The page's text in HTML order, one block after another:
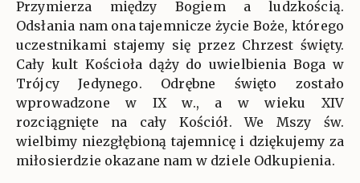
Przymierza między Bogiem a ludzkością.
Odsłania nam ona tajemnicze życie Boże, którego
uczestnikami stajemy się przez Chrzest święty.
Cały kult Kościoła dąży do uwielbienia Boga w
Trójcy Jedynego. Odrębne święto zostało
wprowadzone w IX w., a w wieku XIV
rozciągnięte na cały Kościół. We Mszy św.
wielbimy niezgłębioną tajemnicę i dziękujemy za
miłosierdzie okazane nam w dziele Odkupienia.